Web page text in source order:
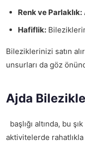
Renk ve Parlaklık:
Hafiflik:
Bileziklerinizi satın
unsurları da göz
Ajda
başlığı altında, bu
aktivitelerde